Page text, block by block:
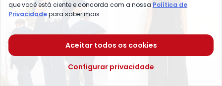
que você está ciente e concorda com a nossa Política de
Privacidadepara saber mais.
Aceitar todos os cookies
Configurar privacidade